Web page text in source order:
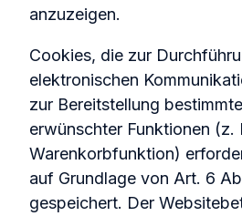
anzuzeigen.
Cookies, die zur
elektronischen
zur Bereitstellung
erwünschter Funktionen (z.
Warenkorbfunktion)
auf Grundlage von Art. 6
gespeichert. Der